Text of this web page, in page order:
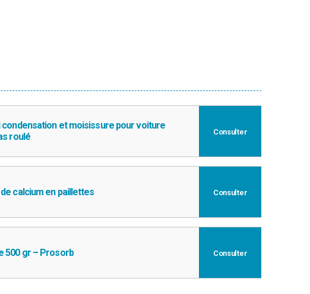
condensation et moisissure pour voiture
roulé
Consulter
calcium en paillettes Consulter
500 gr – Prosorb Consulter